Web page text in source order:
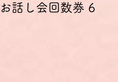
話し会回数券 6